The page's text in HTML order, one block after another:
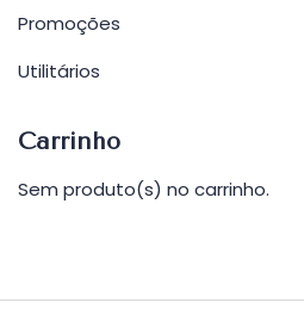
Promoções
Utilitários
Carrinho
Sem produto(s) no carrinho.